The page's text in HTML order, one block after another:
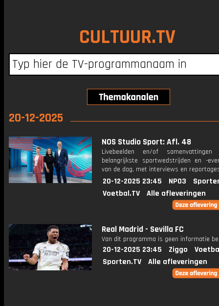
CULTUUR.TV
20-12-2025
NOS Studio Sport: Afl. 48
Livebeelden en/of
belangrijkste sportwedstrijden en -
van de dag, met interviews en
20-12-2025 23:45 NPO3
Voetbal.TV
Alle afleveringen
Real Madrid - Sevilla FC
Van dit programma is geen informatie
20-12-2025 23:45 Ziggo
Sporten.TV
Alle afleveringen